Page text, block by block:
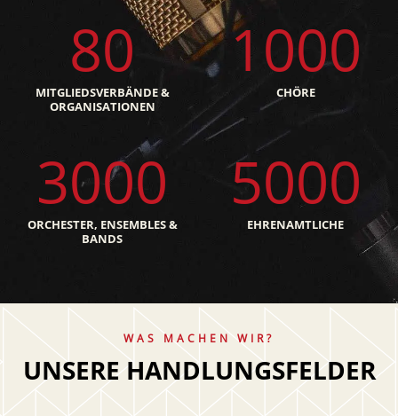
80
MITGLIEDSVERBÄNDE &
ORGANISATIONEN
1000
CHÖRE
3000
ORCHESTER, ENSEMBLES &
BANDS
5000
EHRENAMTLICHE
WAS MACHEN WIR?
UNSERE HANDLUNGSFELDER